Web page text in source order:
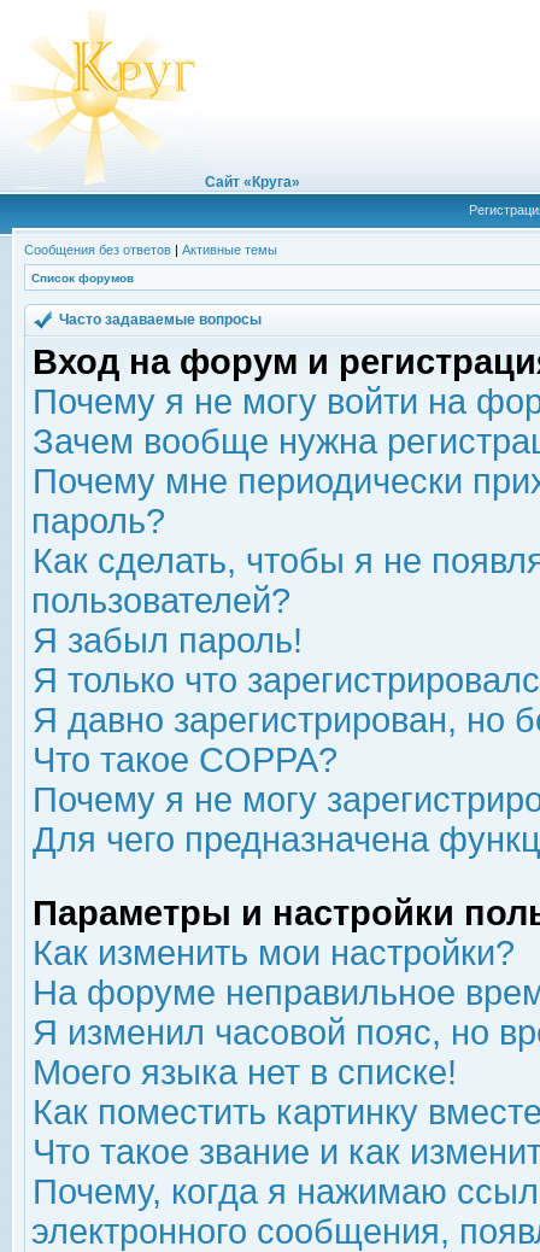
Сайт «Круга»
Сообщения без ответов | Активные темы
Список форумов
Часто задаваемые вопросы
Вход на форум и
Почему я не могу войти на
Зачем вообще нужна
Почему мне периодически
пароль?
Как сделать, чтобы я не
пользователей?
Я забыл пароль!
Я только что
Я давно зарегистрирован, но
Что такое COPPA?
Почему я не могу
Для чего предназначена
Параметры и настройки
Как изменить мои настройки?
На форуме неправильное
Я изменил часовой пояс, но
Моего языка нет в списке!
Как поместить картинку
Что такое звание и как
Почему, когда я нажимаю
электронного сообщения,